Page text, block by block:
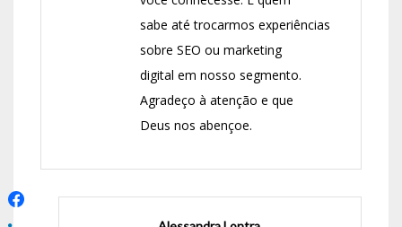
sabe até trocarmos experiências
sobre SEO ou marketing
digital em nosso segmento.
Agradeço à atenção e que
Deus nos abençoe.